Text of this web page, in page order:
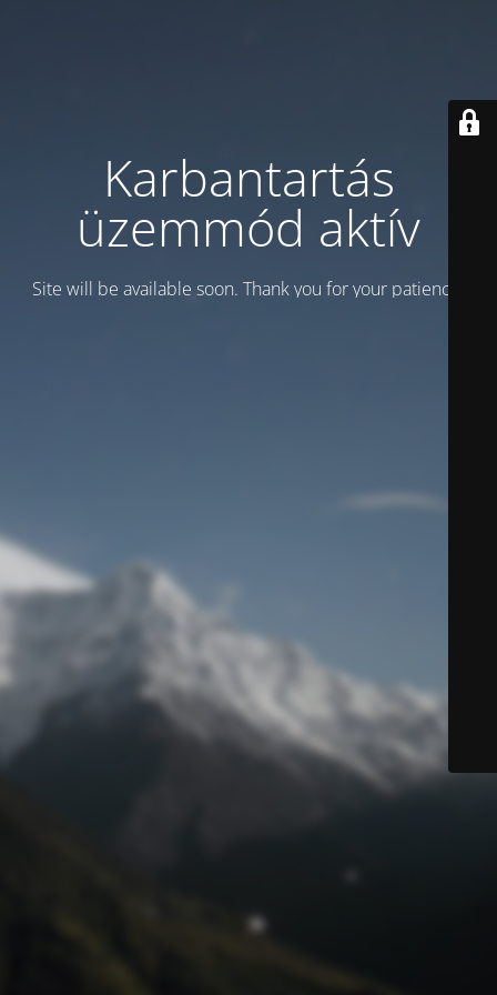
Karbantartás
üzemmód aktív
Site will be available soon. Thank you for your patience!